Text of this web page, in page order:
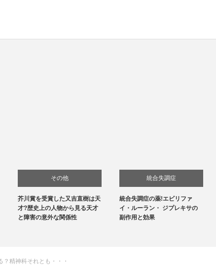
その他
芥川賞を受賞した又吉直樹は天
才?歴史上の人物から見る天才
と障害の意外な関係性
統合失調症
統合失調症の薬!エビリファ
イ・ルーラン・ ジプレキサの
副作用と効果
精神科それとも・・・